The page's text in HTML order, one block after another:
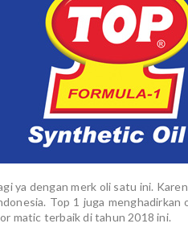
ya dengan merk oli satu ini.
Top 1 juga
matic terbaik di tahun 2018 ini.